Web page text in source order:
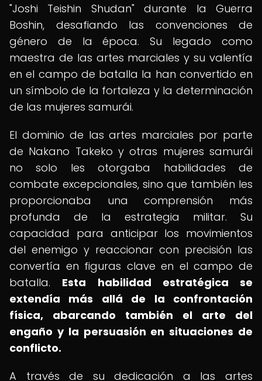
"Joshi Teishin Shudan" durante la Guerra
Boshin, desafiando las convenciones de
género de la época. Su legado como
maestra de las artes marciales y su valentía
en el campo de batalla la han convertido en
un símbolo de la fortaleza y la determinación
de las mujeres samurái.
El dominio de las artes marciales por parte
de Nakano Takeko y otras mujeres samurái
no solo les otorgaba habilidades de
combate excepcionales, sino que también les
proporcionaba una comprensión más
profunda de la estrategia militar. Su
capacidad para anticipar los movimientos
del enemigo y reaccionar con precisión las
convertía en figuras clave en el campo de
batalla. Esta habilidad estratégica se
extendía más allá de la confrontación
física, abarcando también el arte del
engaño y la persuasión en situaciones de
conflicto.
A través de su dedicación a las artes